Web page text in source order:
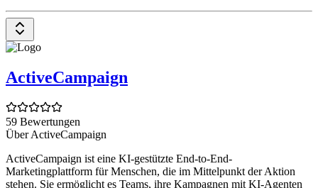
ActiveCampaign
59 Bewertungen
Über ActiveCampaign
ActiveCampaign ist eine KI-gestützte End-to-End-
Marketingplattform für Menschen, die im Mittelpunkt der Aktion
stehen. Sie ermöglicht es Teams, ihre Kampagnen mit KI-Agenten